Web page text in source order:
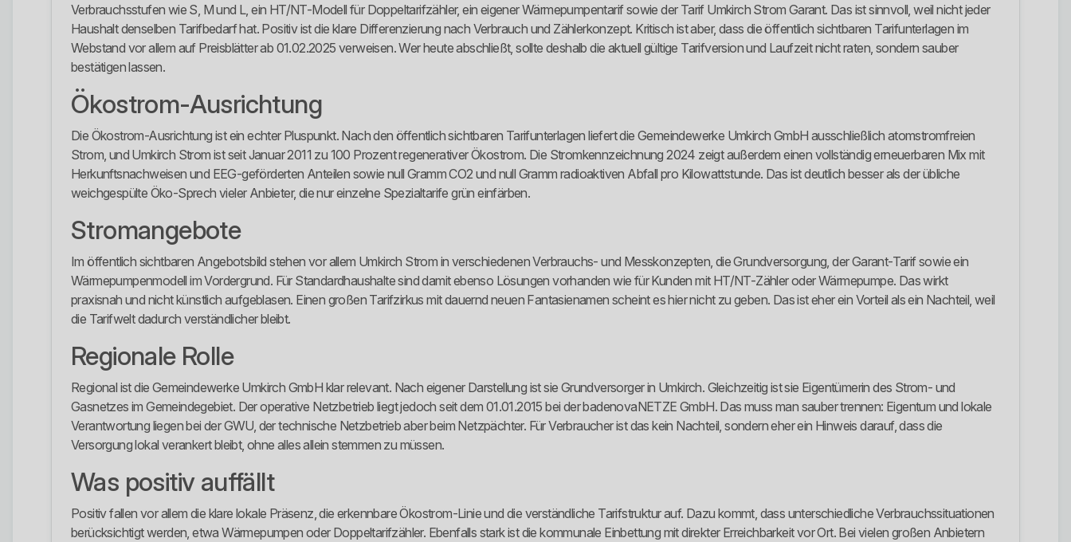
Verbrauchsstufen wie S, M und L, ein HT/NT-Modell für Doppeltarifzähler, ein eigener Wärmepumpentarif sowie der Tarif Umkirch Strom Garant. Das ist sinnvoll, weil nicht jeder
Haushalt denselben Tarifbedarf hat. Positiv ist die klare Differenzierung nach Verbrauch und Zählerkonzept. Kritisch ist aber, dass die öffentlich sichtbaren Tarifunterlagen im
Webstand vor allem auf Preisblätter ab 01.02.2025 verweisen. Wer heute abschließt, sollte deshalb die aktuell gültige Tarifversion und Laufzeit nicht raten, sondern sauber
bestätigen lassen.
Ökostrom-Ausrichtung
Die Ökostrom-Ausrichtung ist ein echter Pluspunkt. Nach den öffentlich sichtbaren Tarifunterlagen liefert die Gemeindewerke Umkirch GmbH ausschließlich atomstromfreien
Strom, und Umkirch Strom ist seit Januar 2011 zu 100 Prozent regenerativer Ökostrom. Die Stromkennzeichnung 2024 zeigt außerdem einen vollständig erneuerbaren Mix mit
Herkunftsnachweisen und EEG-geförderten Anteilen sowie null Gramm CO2 und null Gramm radioaktiven Abfall pro Kilowattstunde. Das ist deutlich besser als der übliche
weichgespülte Öko-Sprech vieler Anbieter, die nur einzelne Spezialtarife grün einfärben.
Stromangebote
Im öffentlich sichtbaren Angebotsbild stehen vor allem Umkirch Strom in verschiedenen Verbrauchs- und Messkonzepten, die Grundversorgung, der Garant-Tarif sowie ein
Wärmepumpenmodell im Vordergrund. Für Standardhaushalte sind damit ebenso Lösungen vorhanden wie für Kunden mit HT/NT-Zähler oder Wärmepumpe. Das wirkt
praxisnah und nicht künstlich aufgeblasen. Einen großen Tarifzirkus mit dauernd neuen Fantasienamen scheint es hier nicht zu geben. Das ist eher ein Vorteil als ein Nachteil, weil
die Tarifwelt dadurch verständlicher bleibt.
Regionale Rolle
Regional ist die Gemeindewerke Umkirch GmbH klar relevant. Nach eigener Darstellung ist sie Grundversorger in Umkirch. Gleichzeitig ist sie Eigentümerin des Strom- und
Gasnetzes im Gemeindegebiet. Der operative Netzbetrieb liegt jedoch seit dem 01.01.2015 bei der badenovaNETZE GmbH. Das muss man sauber trennen: Eigentum und lokale
Verantwortung liegen bei der GWU, der technische Netzbetrieb aber beim Netzpächter. Für Verbraucher ist das kein Nachteil, sondern eher ein Hinweis darauf, dass die
Versorgung lokal verankert bleibt, ohne alles allein stemmen zu müssen.
Was positiv auffällt
Positiv fallen vor allem die klare lokale Präsenz, die erkennbare Ökostrom-Linie und die verständliche Tarifstruktur auf. Dazu kommt, dass unterschiedliche Verbrauchssituationen
berücksichtigt werden, etwa Wärmepumpen oder Doppeltarifzähler. Ebenfalls stark ist die kommunale Einbettung mit direkter Erreichbarkeit vor Ort. Bei vielen großen Anbietern